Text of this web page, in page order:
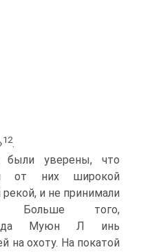
12.
были уверены, что
от них широкой
и не принима­ли
Больше того,
Муюн Л инь
на охоту. На покатой